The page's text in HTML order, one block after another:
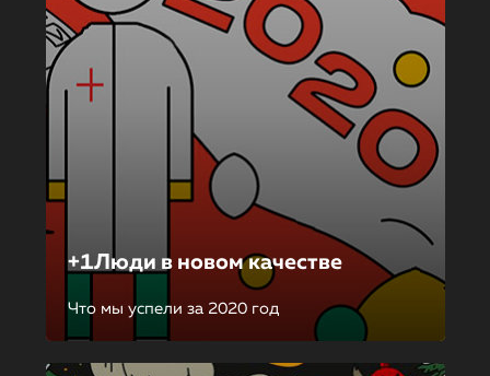
+1Люди в новом качестве
Что мы успели за 2020 год